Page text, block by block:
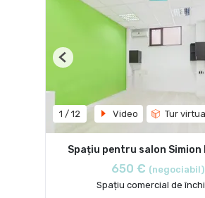
1 / 12 Video Tur
Previous
Spațiu pentru salon
650 € (negociabil)
Spațiu comercial de